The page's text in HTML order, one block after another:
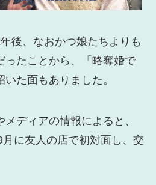
後、なおかつ娘たちよりも
ったことから、「略奪婚で
た面もありました。
ディアの情報によると、
に友人の店で初対面し、交